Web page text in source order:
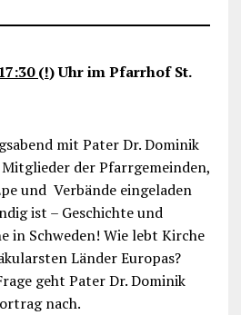
17:30 (!) Uhr im Pfarrhof St.
mit Pater Dr. Dominik
der Pfarrgemeinden,
und Verbände eingeladen
ist – Geschichte und
in Schweden! Wie lebt Kirche
Länder Europas?
geht Pater Dr. Dominik
nach.